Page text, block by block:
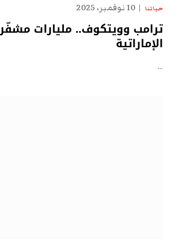
حياتنا 10 نوفمبر، 2025
ترامب وويتكوف.. مليارات
الإماراتية
…